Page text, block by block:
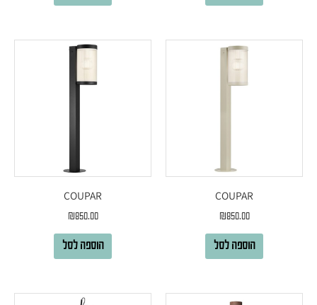
COUPAR
₪850.00
הוספה לסל
COUPAR
₪850.00
הוספה לסל